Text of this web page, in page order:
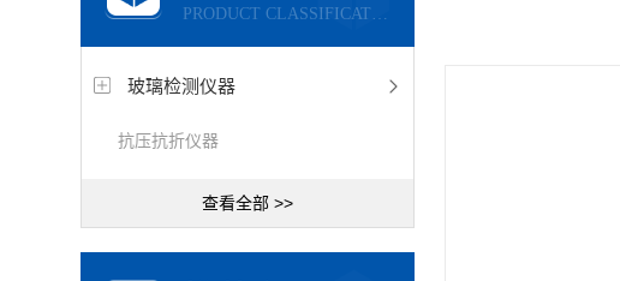
PRODUCT CLASSIFICATION
玻璃检测仪器
抗压抗折仪器
查看全部 >>